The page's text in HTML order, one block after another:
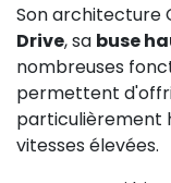
Son architecture
Drive, sa buse
nombreuses
permettent
particulièrement
vitesses élevées.